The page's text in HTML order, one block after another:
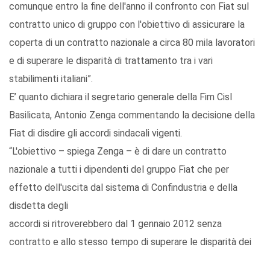
comunque entro la fine dell'anno il confronto con Fiat sul
contratto unico di gruppo con l'obiettivo di assicurare la
coperta di un contratto nazionale a circa 80 mila lavoratori
e di superare le disparità di trattamento tra i vari
stabilimenti italiani”.
E’ quanto dichiara il segretario generale della Fim Cisl
Basilicata, Antonio Zenga commentando la decisione della
Fiat di disdire gli accordi sindacali vigenti.
“L'obiettivo – spiega Zenga – è di dare un contratto
nazionale a tutti i dipendenti del gruppo Fiat che per
effetto dell'uscita dal sistema di Confindustria e della
disdetta degli
accordi si ritroverebbero dal 1 gennaio 2012 senza
contratto e allo stesso tempo di superare le disparità dei